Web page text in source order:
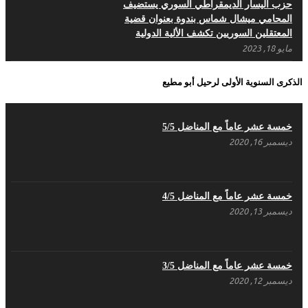
حزب اليسار الديمقراطي السوري يستضيف
المحامي ميشال شماس بندوة بعنوان قضية
المعتقلين السوريين تكشف الألية الدولية
مايو 18, 2023
بيـــــــــــان الشَرعية الَتي سَقَطَت بِدِماءِ الشُهَداء
لَن تُعيدَها قَرَارات حُكُومات – حزب اليسار
الديمقراطي السوري
بيان حزب اليسار الديمقراطي السوري في عيد
تنويه صادر عن المكتب الإعلامي لحزب اليسار
بطاقة تهنئة – حزب اليسار الديمقراطي
الذكرى السنوية الأولى لرحيل أبو مطيع
خمسة عشر عاماً مع المناضل 5/5
ديسمبر 16, 2020
خمسة عشر عاماً مع المناضل 4/5
ديسمبر 13, 2020
خمسة عشر عاماً مع المناضل 3/5
ديسمبر 12, 2020